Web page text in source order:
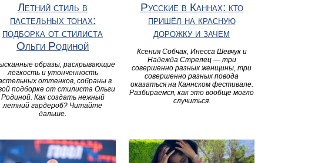
Летний стиль в
пастельных тонах:
подборка от стилиста
Ольги Родиной
образы, раскрывающие
лёгкость и утонченность
оттенков, собраны в
подборке от стилиста Ольги
Родиной. Как создать нежный
летний гардероб? Читайте
дальше.
Русские в Каннах: кто
пришёл на красную
дорожку и зачем
Ксения Собчак, Инесса Шевчук и
Надежда Стрелец — три
совершенно разных женщины, три
совершенно разных повода
оказаться на Каннском фестивале.
Разбираемся, как это вообще могло
случиться.